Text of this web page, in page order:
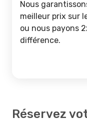
Nous
meilleur prix sur
ou nous payons
différence.
Réservez